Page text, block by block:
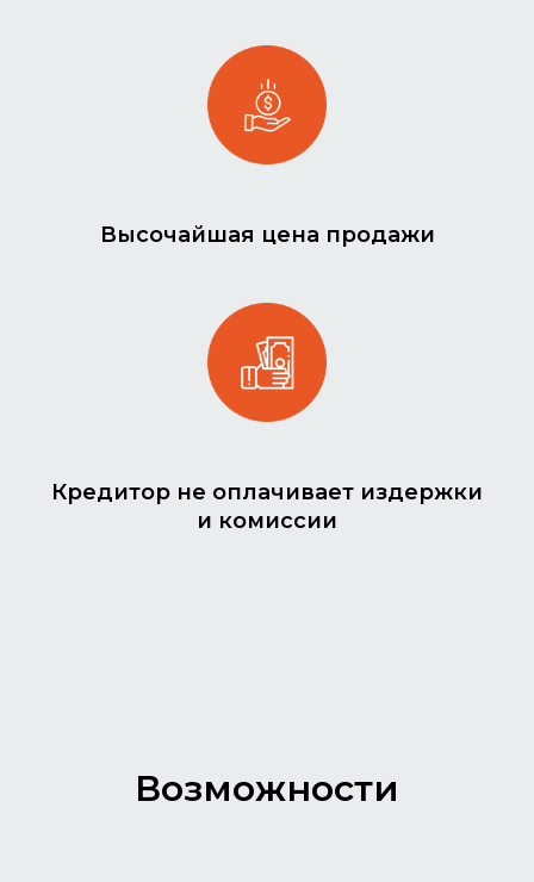
Высочайшая цена продажи
Кредитор не оплачивает издержки
и комиссии
Возможности